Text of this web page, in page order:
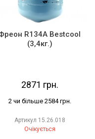
R134А Bestcool
(3,4кг.)
2871 грн.
2 чи більше 2584 грн.
Артикул 15.26.018
Очікується